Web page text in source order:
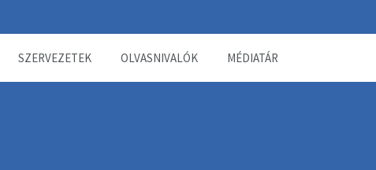
SZERVEZETEK OLVASNIVALÓK MÉDIATÁR